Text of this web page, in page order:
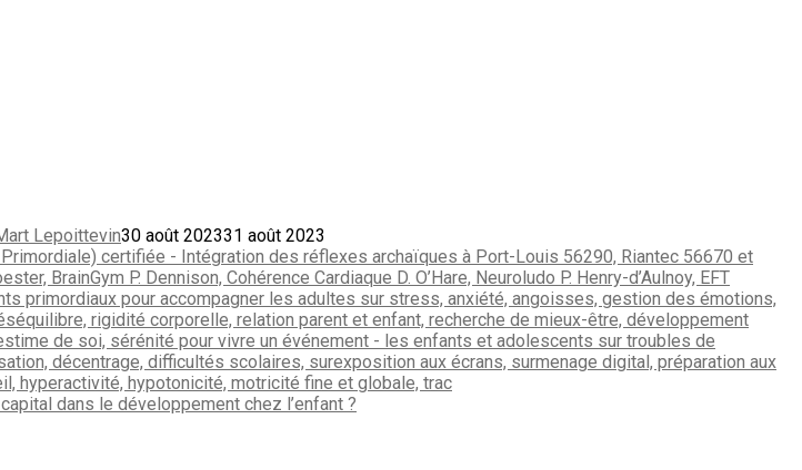
Lepoittevin30 août 202331 août 2023
dans le développement chez l’enfant ?